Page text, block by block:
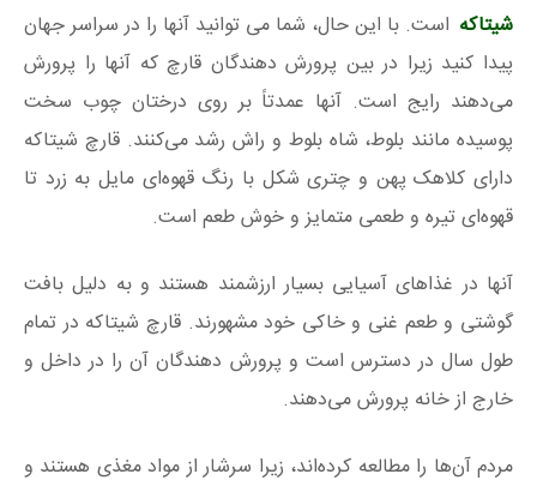
شیتاکه است. با این حال، شما می توانید آنها را در سراسر جهان
پیدا کنید زیرا در بین پرورش دهندگان قارچ که آنها را پرورش
می‌دهند رایج است. آنها عمدتاً بر روی درختان چوب سخت
پوسیده مانند بلوط، شاه بلوط و راش رشد می‌کنند. قارچ شیتاکه
دارای کلاهک پهن و چتری شکل با رنگ قهوه‌ای مایل به زرد تا
قهوه‌ای تیره و طعمی متمایز و خوش طعم است.
آنها در غذاهای آسیایی بسیار ارزشمند هستند و به دلیل بافت
گوشتی و طعم غنی و خاکی خود مشهورند. قارچ شیتاکه در تمام
طول سال در دسترس است و پرورش دهندگان آن را در داخل و
خارج از خانه پرورش می‌دهند.
مردم آن‌ها را مطالعه کرده‌اند، زیرا سرشار از مواد مغذی هستند و